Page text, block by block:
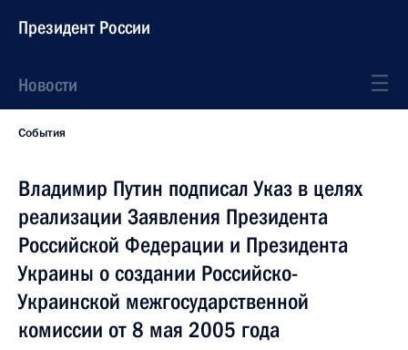
Президент России
Новости
События
Владимир Путин подписал Указ в целях
реализации Заявления Президента
Российской Федерации и Президента
Украины о создании Российско-
Украинской межгосударственной
комиссии от 8 мая 2005 года